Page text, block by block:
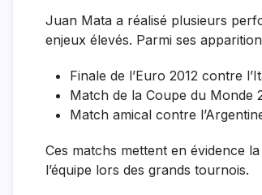
Juan Mata a réalisé plusieurs
enjeux élevés. Parmi ses
Finale de l’Euro 2012 contre
Match de la Coupe du Monde
Match amical contre
Ces matchs mettent en évidence
l’équipe lors des grands tournois.